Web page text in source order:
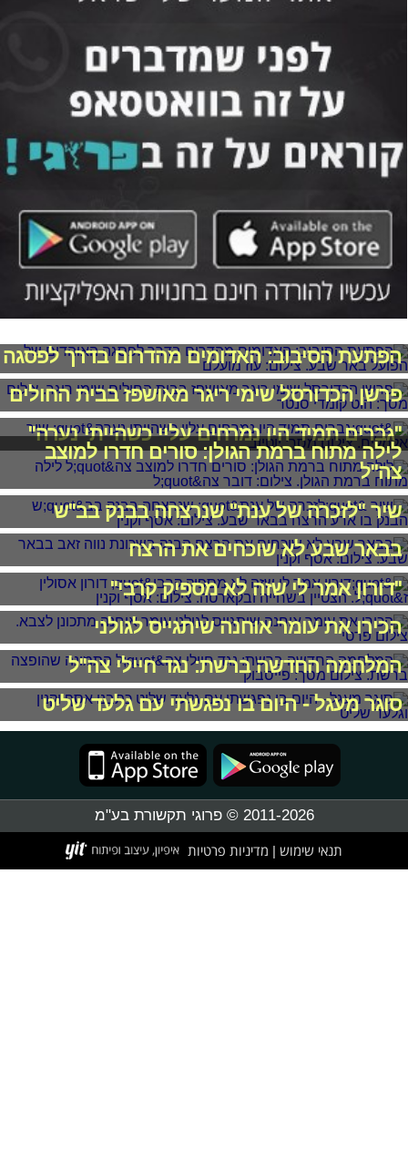
הפתעת הסיבוב: האדומים מהדרום בדרך לפסגה
פרשן הכדורסל שימי ריגר מאושפז בבית החולים
"גברים תמיד היו נמרחים עליי כשהייתי נערה"
לילה מתוח ברמת הגולן: סורים חדרו למוצב
צה"ל
שיר "לזכרה של ענת" שנרצחה בבנק בב"ש
בבאר שבע לא שוכחים את הרצח
"דורון אמר לי שזה לא מספיק קרבי"
הכירו את עומר אוחנה שיתגייס לגולני
המלחמה החדשה ברשת: נגד חיילי צה"ל
סוגר מעגל - היום בו נפגשתי עם גלעד שליט
2011-2026 © פרוגי תקשורת בע"מ
תנאי שימוש מדיניות פרטיות